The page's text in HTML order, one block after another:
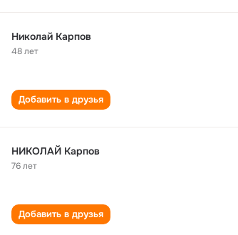
Николай Карпов
48 лет
Добавить в друзья
НИКОЛАЙ Карпов
76 лет
Добавить в друзья